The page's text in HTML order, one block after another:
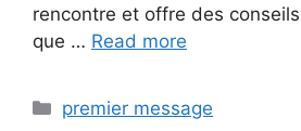
rencontre et offre des
que … Read more
Categories
premier message